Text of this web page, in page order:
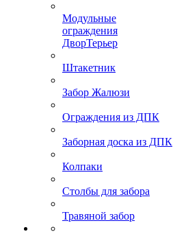
Модульные
ограждения
ДворТерьер
Штакетник
Забор Жалюзи
Ограждения из ДПК
Заборная доска из ДПК
Колпаки
Столбы для забора
Травяной забор